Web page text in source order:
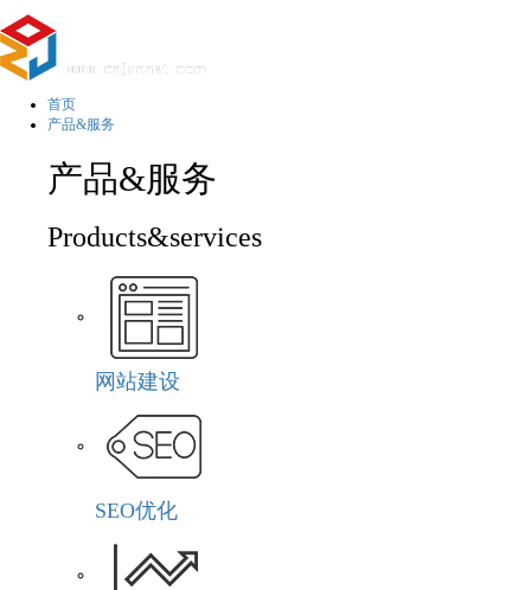
首页
产品&服务
产品&服务
Products&services
网站建设
SEO优化